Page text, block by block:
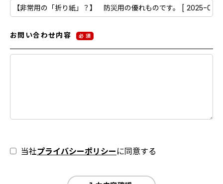
お問い合わせ内容 必 須
当社プライバシーポリシーに同意する